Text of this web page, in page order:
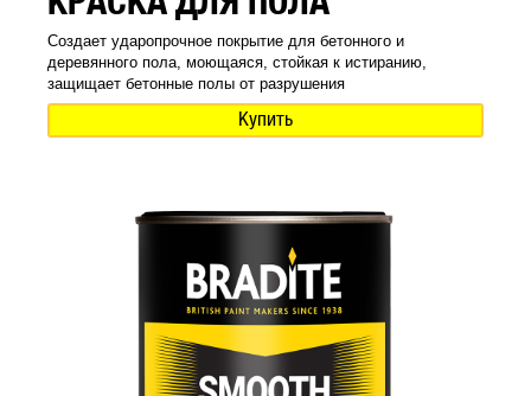
Создает ударопрочное покрытие для бетонного и
деревянного пола, моющаяся, стойкая к истиранию,
защищает бетонные полы от разрушения
Купить